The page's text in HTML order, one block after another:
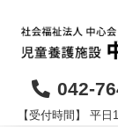
042-
【受付時間】 平